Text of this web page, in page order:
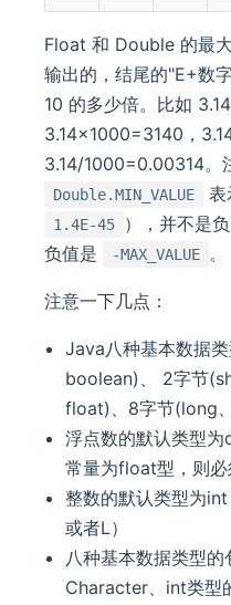
Float 和 Double 的最
输出的，结尾的"E+数
10 的多少倍。比如
3.14×1000=3140，
3.14/1000=0.00314。
Double.MIN_VALUE 表
1.4E-45
），并不是
负值是
-MAX_VALUE 。
注意一下几点：
Java八种基本数据
boolean)、 2字节
float)、8字节(long
浮点数的默认类型
常量为float型，则必
整数的默认类型为
或者L）
八种基本数据类型
Character、int类型